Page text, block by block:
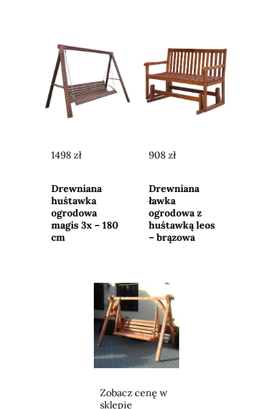
1498 zł
sklepu
Drewniana
huśtawka
ogrodowa
magis 3x – 180
cm
908 zł
sklepu
Drewniana
ławka
ogrodowa z
huśtawką leos
– brązowa
Zobacz cenę w
sklepie